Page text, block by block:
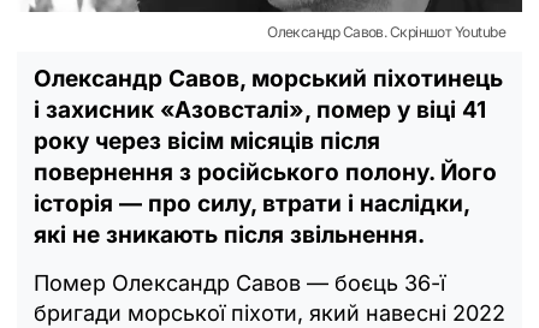
Олександр Савов. Скріншот Youtube
Олександр Савов, морський піхотинець
і захисник «Азовсталі», помер у віці 41
року через вісім місяців після
повернення з російського полону. Його
історія — про силу, втрати і наслідки,
які не зникають після звільнення.
Помер Олександр Савов — боєць 36-ї
бригади морської піхоти, який навесні 2022